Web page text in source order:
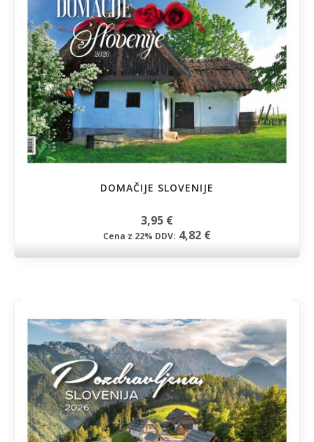
DOMAČIJE SLOVENIJE
3,95 €
Cena z 22% DDV: 4,82 €